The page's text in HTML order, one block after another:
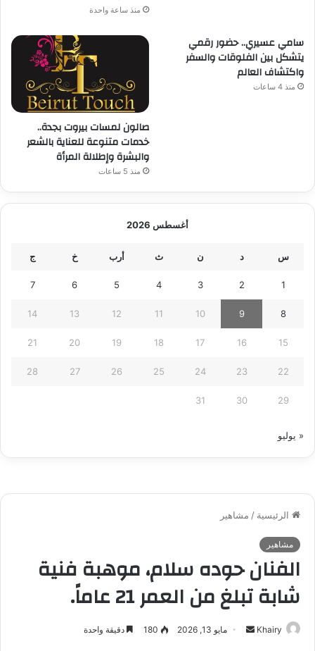
منذ ساعة واحدة
سامي عسيري.. حضور رقمي
يتشكل بين الفلوقات والسفر
واكتشاف العالم
منذ 4 ساعات
صالون لمسات بيروت بجدة..
خدمات متنوعة للعناية بالشعر
والبشرة وإطلالة المرأة
منذ 5 ساعات
أغسطس 2026
س د ن ث أرب خ ج
1
2
3
4
5
6
7
8
9
10
11
12
13
14
15
16
17
18
19
20
21
22
23
24
25
26
27
28
29
30
31
« يوليو